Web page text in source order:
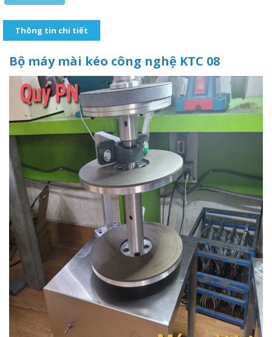
Thông tin chi tiết
Bộ máy mài kéo công nghệ KTC 08